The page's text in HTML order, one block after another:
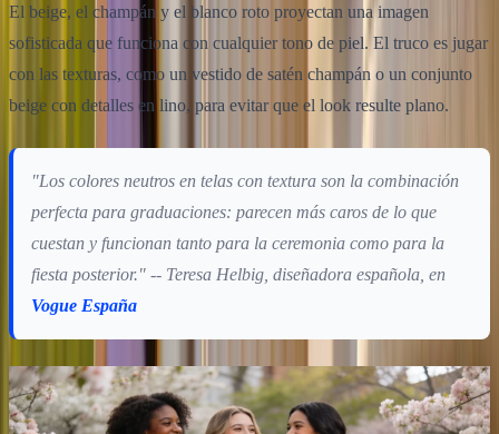
El beige, el champán y el blanco roto proyectan una imagen
sofisticada que funciona con cualquier tono de piel. El truco es jugar
con las texturas, como un vestido de satén champán o un conjunto
beige con detalles en lino, para evitar que el look resulte plano.
"Los colores neutros en telas con textura son la combinación
perfecta para graduaciones: parecen más caros de lo que
cuestan y funcionan tanto para la ceremonia como para la
fiesta posterior." -- Teresa Helbig, diseñadora española, en
Vogue España